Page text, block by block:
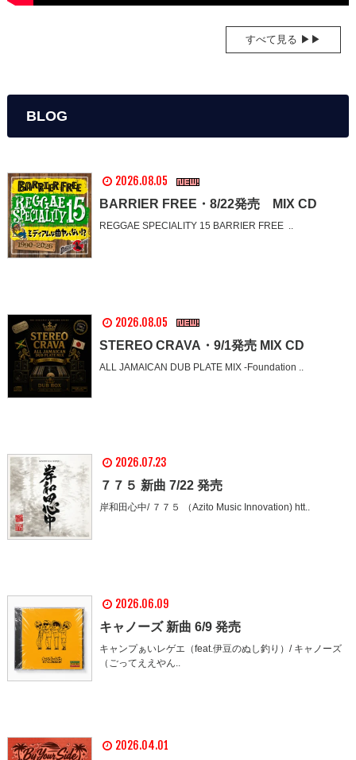
すべて見る ▶▶
BLOG
2026.08.05
BARRIER FREE・8/22発売 MIX CD
REGGAE SPECIALITY 15 BARRIER FREE ..
2026.08.05
STEREO CRAVA・9/1発売 MIX CD
ALL JAMAICAN DUB PLATE MIX -Foundation ..
2026.07.23
７７５ 新曲 7/22 発売
岸和田心中/ ７７５ （Azito Music Innovation) htt..
2026.06.09
キャノーズ 新曲 6/9 発売
キャンプぁいレゲエ（feat.伊豆のぬし釣り）/ キャノーズ
（ごってええやん..
2026.04.01